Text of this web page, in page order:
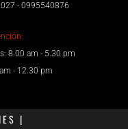
- 0995540876
8.00 am - 5.30 pm
- 12.30 pm
|